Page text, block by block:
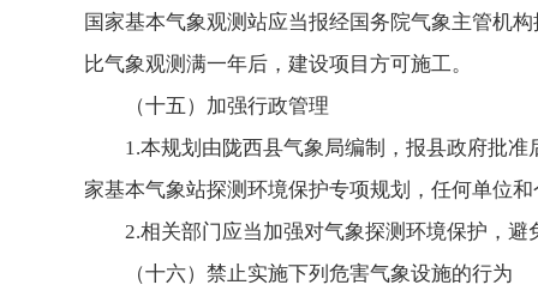
国家基本气象观测站应当报经国务院气象主管机
比气象观测满一年后，建设项目方可施工。
（十五）加强行政管理
1.本规划由陇西县气象局编制，报县政府批
家基本气象站探测环境保护专项规划，任何单位
2.相关部门应当加强对气象探测环境保护，
（十六）禁止实施下列危害气象设施的行为